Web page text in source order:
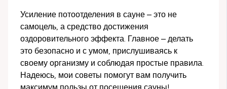
Усиление потоотделения в сауне – это не
самоцель, а средство достижения
оздоровительного эффекта. Главное – делать
это безопасно и с умом, прислушиваясь к
своему организму и соблюдая простые правила.
Надеюсь, мои советы помогут вам получить